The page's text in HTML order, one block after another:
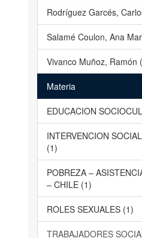
Rodríguez Garcés,
Salamé Coulon, Ana
Vivanco Muñoz, Ramón
Materia
EDUCACION
INTERVENCION
(1)
POBREZA –
– CHILE (1)
ROLES SEXUALES (1)
TRABAJADORES